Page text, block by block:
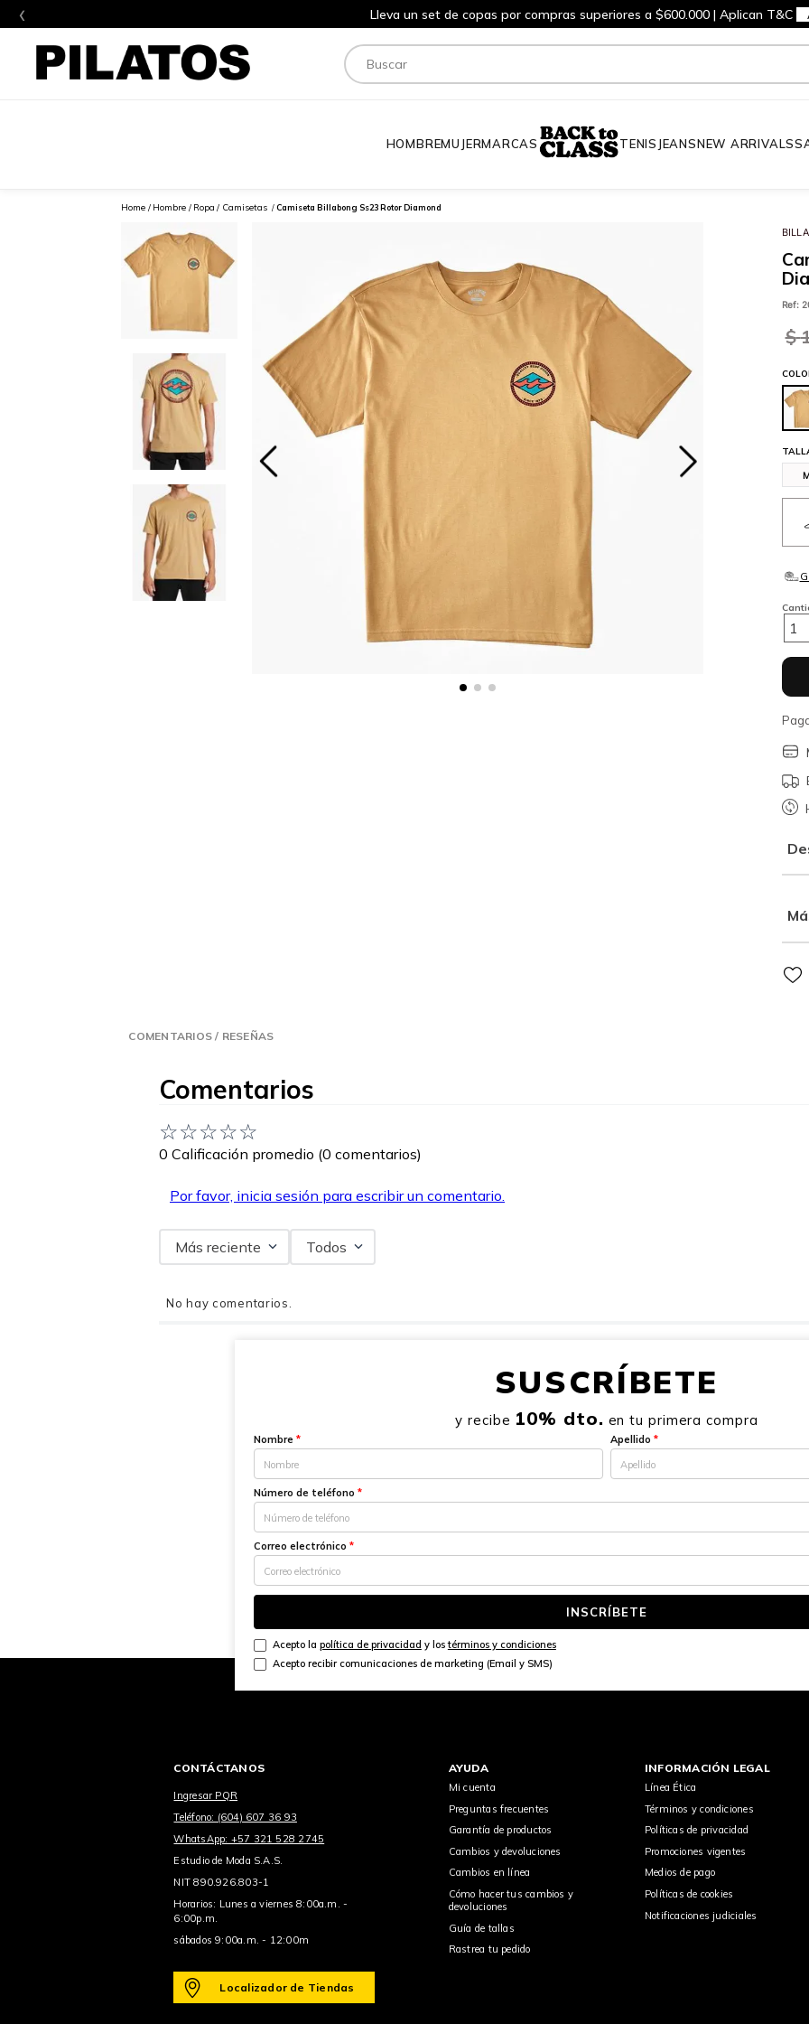
‹ Lleva un set de copas por compras superiores a $600.000 | Aplican T&C
Buscar
HOMBREMUJERMARCAS TENIS JEANSNEW ARRIVALS
Hombre Ropa Camisetas Camiseta Billabong Ss23 Rotor Diamond
Ref:
$
1
COMENTARIOS / RESEÑAS
Comentarios
☆☆☆☆☆
0 Calificación promedio (0 comentarios)
Por favor, inicia sesión para escribir un comentario.
Más reciente Todos
No hay comentarios.
SUSCRÍBETE
y recibe 10% dto. en tu primera compra
Nombre * Apellido *
Número de teléfono *
Correo electrónico *
INSCRÍBETE
Acepto la política de privacidad y lostérminos y condiciones
Acepto recibir comunicaciones de marketing (Email y SMS)
CONTÁCTANOS
Ingresar PQR
Teléfono: (604) 607 36 93
WhatsApp: +57 321 528 2745
Estudio de Moda S.A.S.
NIT 890.926.803-1
Horarios: Lunes a viernes 8:00a.m. -
6:00p.m.
sábados 9:00a.m. - 12:00m
Localizador de Tiendas
AYUDA
Mi cuenta
Preguntas frecuentes
Garantía de productos
Cambios y devoluciones
Cambios en línea
Cómo hacer tus cambios y
devoluciones
Guía de tallas
Rastrea tu pedido
INFORMACIÓN LEGAL
Línea Ética
Términos y condiciones
Políticas de privacidad
Promociones vigentes
Medios de pago
Políticas de cookies
Notificaciones judiciales